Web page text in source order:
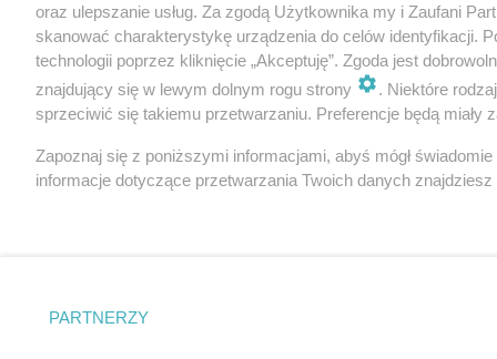
oraz ulepszanie usług. Za zgodą Użytkownika my i Zaufani
skanować charakterystykę urządzenia do celów identyfikacji.
technologii poprzez kliknięcie „Akceptuję”. Zgoda jest
znajdujący się w lewym dolnym rogu strony
. Niektóre
sprzeciwić się takiemu przetwarzaniu. Preferencje będą miały
Zapoznaj się z poniższymi informacjami, abyś mógł
informacje dotyczące przetwarzania Twoich danych
PARTNERZY